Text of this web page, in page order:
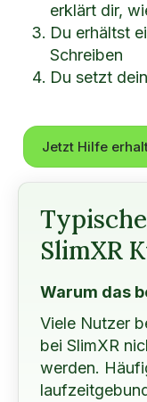
erklärt dir,
Du erhältst
Schreiben
Du setzt
Jetzt Hilfe
SlimXR
Warum das
Viele Nutzer
bei SlimXR
werden.